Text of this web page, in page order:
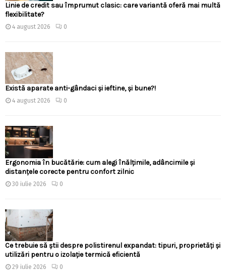
Linie de credit sau împrumut clasic: care variantă oferă mai multă
flexibilitate?
4 august 2026 0
Există aparate anti-gândaci și ieftine, și bune?!
4 august 2026 0
Ergonomia în bucătărie: cum alegi înălțimile, adâncimile și
distanțele corecte pentru confort zilnic
30 iulie 2026 0
Ce trebuie să știi despre polistirenul expandat: tipuri, proprietăți și
utilizări pentru o izolație termică eficientă
29 iulie 2026 0